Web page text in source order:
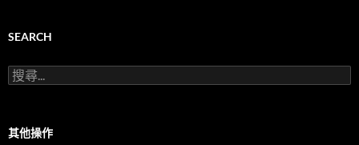
及
動
(按
SEARCH
搜
尋
字:
其他操作